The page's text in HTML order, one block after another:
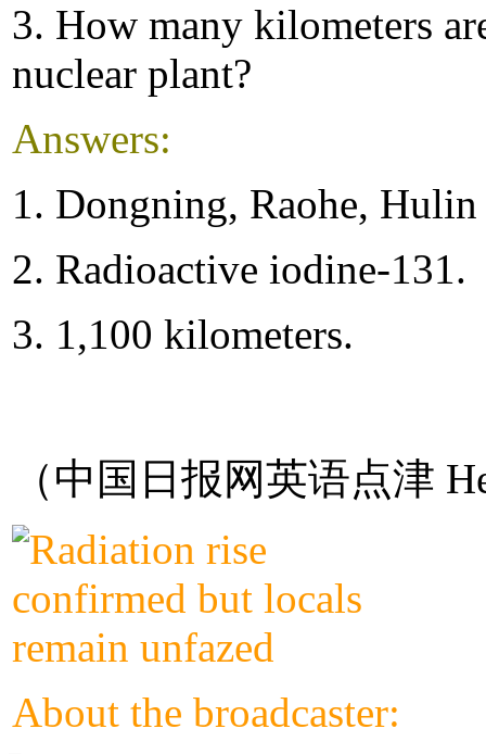
3. How many kilometers
nuclear plant?
Answers:
1. Dongning, Raohe,
2. Radioactive iodine-131.
3. 1,100 kilometers.
（中国日报网英语点津
About the broadcaster: